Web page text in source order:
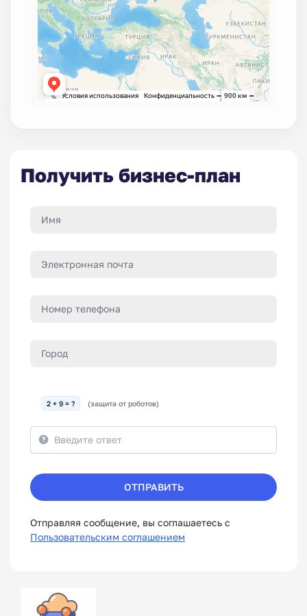
Получить бизнес-план
2 + 9 = ? (защита от роботов)
ОТПРАВИТЬ
Отправляя сообщение, вы соглашаетесь с
Пользовательским соглашением